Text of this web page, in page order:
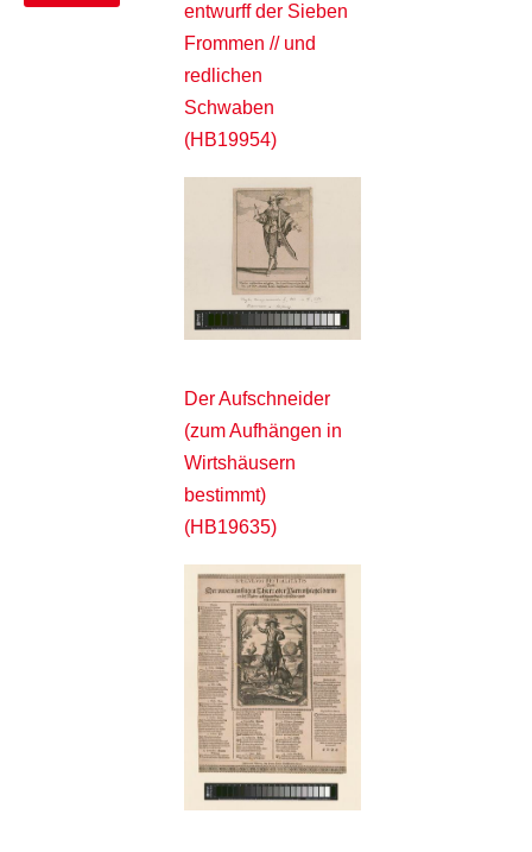
entwurff der Sieben
Frommen // und
redlichen
Schwaben
(HB19954)
Der Aufschneider
(zum Aufhängen in
Wirtshäusern
bestimmt)
(HB19635)